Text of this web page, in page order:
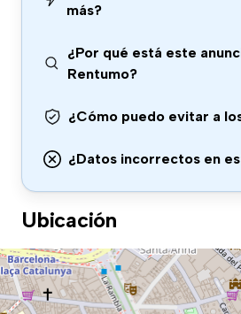
más?
¿Por qué está este
Rentumo?
¿Cómo puedo evitar a
¿Datos incorrectos en
Ubicación